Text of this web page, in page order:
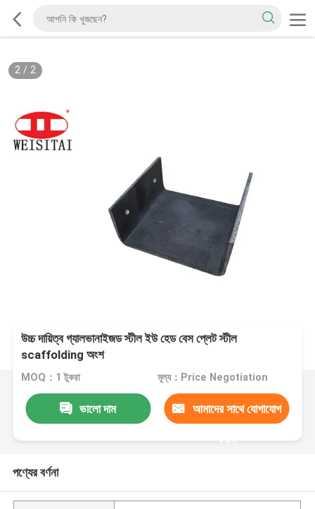
2/ 2
উচ্চ দায়িত্ব গ্যালভানাইজড স্টীল ইউ হেড বেস প্লেট স্টীল
scaffolding অংশ
MOQ：1 টুকরা মূল্য：Price Negotiation
ভালো দাম আমাদের সাথে যোগাযোগ
করুন
পণ্যের বর্ণনা